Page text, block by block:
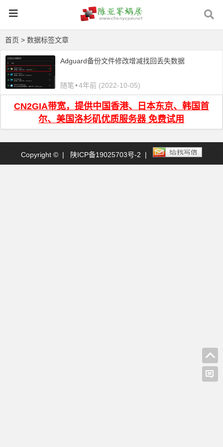
首页 > 数据标签文章
Adguard备份文件修改增减找回丢失数据
随笔•4年前 (2022-10-05)
CN2GIA带宽，提供中国香港、日本东京、韩国首
尔、美国洛杉矶优质服务器 免费试用
Copyright © | 陕ICP备19025703号-2 |